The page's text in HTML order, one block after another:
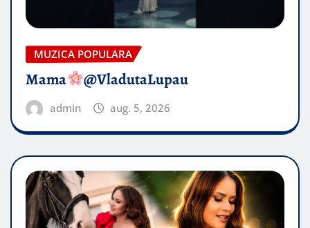
MUZICA POPULARA
Mama @VladutaLupau
admin aug. 5, 2026